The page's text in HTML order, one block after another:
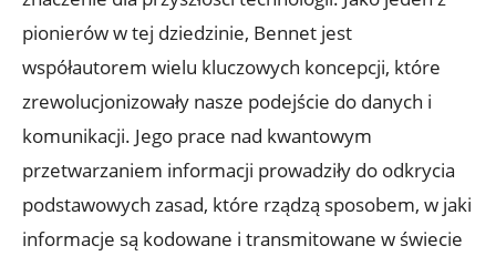
pionierów w tej dziedzinie, Bennet jest
współautorem wielu kluczowych koncepcji, które
zrewolucjonizowały nasze podejście do danych i
komunikacji. Jego prace nad kwantowym
przetwarzaniem informacji prowadziły do odkrycia
podstawowych zasad, które rządzą sposobem, w jaki
informacje są kodowane i transmitowane w świecie